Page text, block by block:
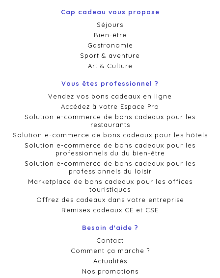
Cap cadeau vous propose
Séjours
Bien-être
Gastronomie
Sport & aventure
Art & Culture
Vous êtes professionnel ?
Vendez vos bons cadeaux en ligne
Accédez à votre Espace Pro
Solution e-commerce de bons cadeaux pour les
restaurants
Solution e-commerce de bons cadeaux pour les hôtels
Solution e-commerce de bons cadeaux pour les
professionnels du du bien-être
Solution e-commerce de bons cadeaux pour les
professionnels du loisir
Marketplace de bons cadeaux pour les offices
touristiques
Offrez des cadeaux dans votre entreprise
Remises cadeaux CE et CSE
Besoin d'aide ?
Contact
Comment ça marche ?
Actualités
Nos promotions